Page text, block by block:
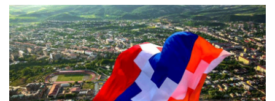
Փարամազյանի ուղերձը` Շինարարի
մասնագիտական օրվա կապակցությամբ
09.08.2026 16:12
Երևանի ո՞ր վարչական շրջաններում և ՀՀ ո՞ր
մարզերում են բնակարաններն ամենաշատը